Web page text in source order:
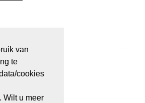
van
te
cookies
Wilt u meer